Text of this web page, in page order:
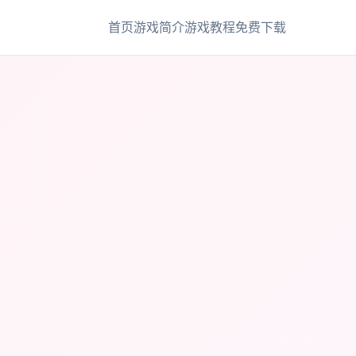
首页游戏简介游戏教程免费下载